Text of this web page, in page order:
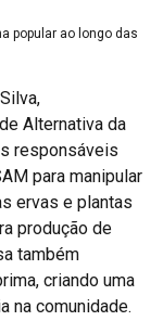
popular ao longo das
Alternativa da
responsáveis
para manipular
ervas e plantas
produção de
também
criando uma
na comunidade.